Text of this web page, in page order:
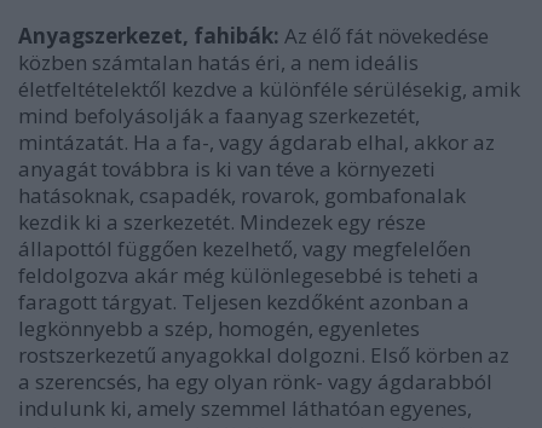
Anyagszerkezet, fahibák: Az élő fát növekedése
közben számtalan hatás éri, a nem ideális
életfeltételektől kezdve a különféle sérülésekig, amik
mind befolyásolják a faanyag szerkezetét,
mintázatát. Ha a fa-, vagy ágdarab elhal, akkor az
anyagát továbbra is ki van téve a környezeti
hatásoknak, csapadék, rovarok, gombafonalak
kezdik ki a szerkezetét. Mindezek egy része
állapottól függően kezelhető, vagy megfelelően
feldolgozva akár még különlegesebbé is teheti a
faragott tárgyat. Teljesen kezdőként azonban a
legkönnyebb a szép, homogén, egyenletes
rostszerkezetű anyagokkal dolgozni. Első körben az
a szerencsés, ha egy olyan rönk- vagy ágdarabból
indulunk ki, amely szemmel láthatóan egyenes,